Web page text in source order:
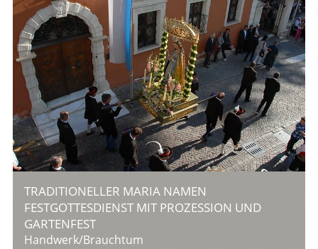
TRADITIONELLER MARIA NAMEN
FESTGOTTESDIENST MIT PROZESSION UND
GARTENFEST
Handwerk/Brauchtum